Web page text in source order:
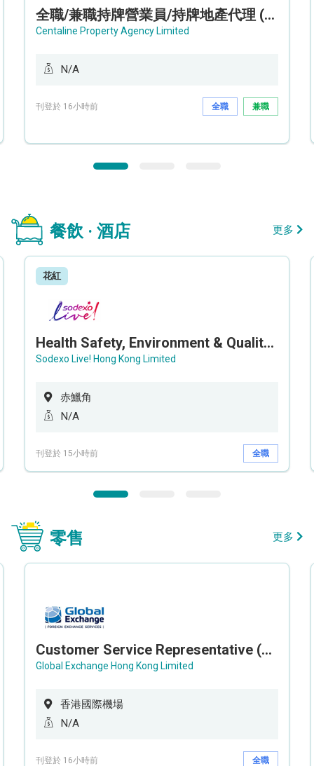
全職/兼職持牌營業員/持牌地產代理 (長沙灣/將軍澳/油塘)
Centaline Property Agency Limited
N/A
刊登於 16小時前 全職 兼職
餐飲 · 酒店 更多
花紅
Health Safety, Environment & Quality Assurance Officer (Maternity cover – 5 months contract)
Sodexo Live! Hong Kong Limited
赤鱲角
N/A
刊登於 15小時前 全職
零售 更多
Customer Service Representative (Airport)
Global Exchange Hong Kong Limited
香港國際機場
N/A
刊登於 16小時前 全職